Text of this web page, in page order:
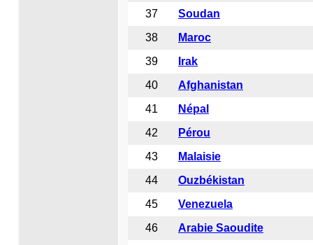
37
Soudan
38
Maroc
39
Irak
40
Afghanistan
41
Népal
42
Pérou
43
Malaisie
44
Ouzbékistan
45
Venezuela
46
Arabie Saoudite